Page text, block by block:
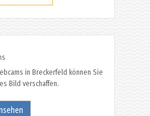
in Breckerfeld können Sie
Bild verschaffen.